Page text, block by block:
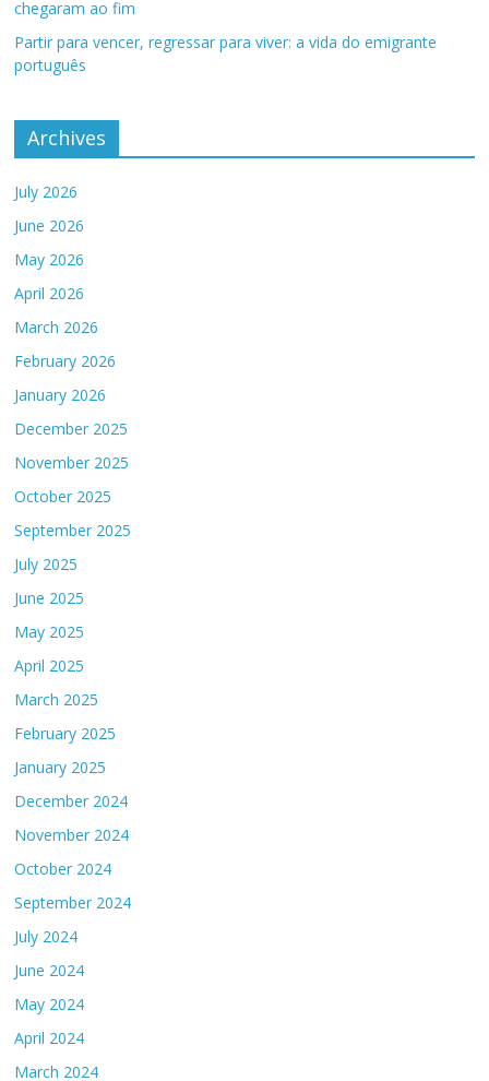
chegaram ao fim
Partir para vencer, regressar para viver: a vida do emigrante
português
Archives
July 2026
June 2026
May 2026
April 2026
March 2026
February 2026
January 2026
December 2025
November 2025
October 2025
September 2025
July 2025
June 2025
May 2025
April 2025
March 2025
February 2025
January 2025
December 2024
November 2024
October 2024
September 2024
July 2024
June 2024
May 2024
April 2024
March 2024